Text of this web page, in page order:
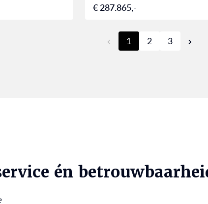
€ 287.865,-
1 2 3
én